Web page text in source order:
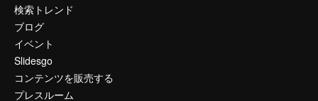
検索トレンド
ブログ
イベント
Slidesgo
コンテンツを販売する
プレスルーム